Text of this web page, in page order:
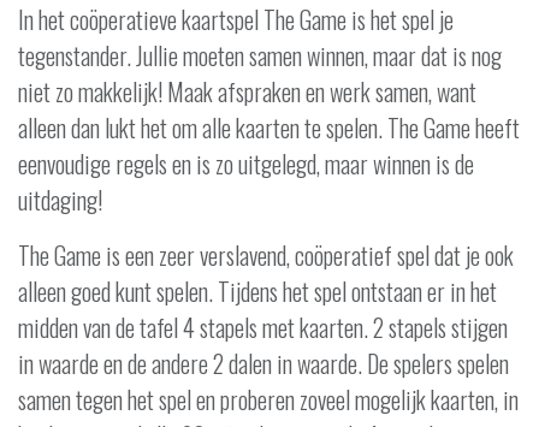
In het coöperatieve kaartspel The Game is het spel je
tegenstander. Jullie moeten samen winnen, maar dat is nog
niet zo makkelijk! Maak afspraken en werk samen, want
alleen dan lukt het om alle kaarten te spelen. The Game heeft
eenvoudige regels en is zo uitgelegd, maar winnen is de
uitdaging!
The Game is een zeer verslavend, coöperatief spel dat je ook
alleen goed kunt spelen. Tijdens het spel ontstaan er in het
midden van de tafel 4 stapels met kaarten. 2 stapels stijgen
in waarde en de andere 2 dalen in waarde. De spelers spelen
samen tegen het spel en proberen zoveel mogelijk kaarten, in